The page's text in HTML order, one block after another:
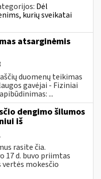
Dėl
kurių sveikatai
atsarginėmis
duomenų teikimas
gavėjai - Fiziniai
...
dengimo šilumos
iš
rasite čia.
17 d. buvo priimtas
mokesčio